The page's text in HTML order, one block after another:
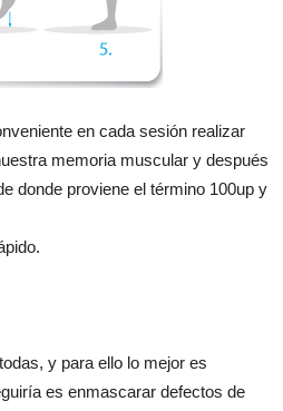
en cada sesión realizar
memoria muscular y después
donde proviene el término 100up y
y para ello lo mejor es
es enmascarar defectos de